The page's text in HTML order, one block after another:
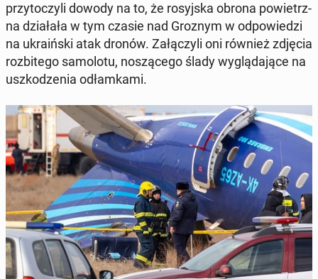
przy­to­czy­li dowody na to, że ro­syj­ska obrona po­wietrz­
na dzia­ła­ła w tym czasie nad Groznym w od­po­wie­dzi
na ukra­iń­ski atak dronów. Za­łą­czy­li oni również zdjęcia
roz­bi­te­go sa­mo­lo­tu, no­szą­ce­go ślady wy­glą­da­ją­ce na
uszko­dze­nia odłam­ka­mi.